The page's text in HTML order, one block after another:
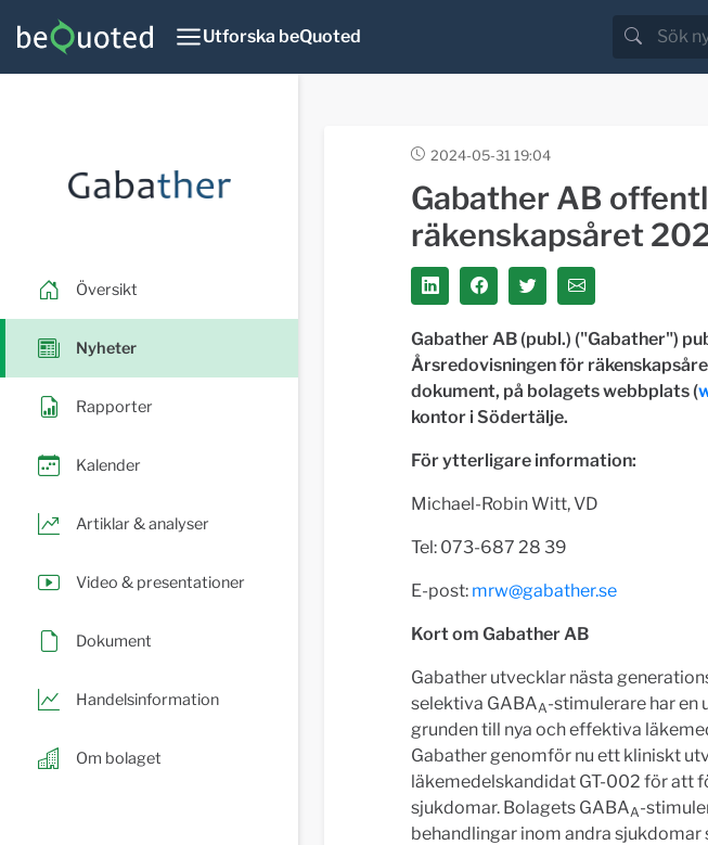
Utforska beQuoted
Översikt
Nyheter
Rapporter
Kalender
Artiklar & analyser
Video & presentationer
Dokument
Handelsinformation
Om bolaget
2024-05-31 19:04
Gabather AB
räkenskapsåret
Gabather AB (publ.) ("Gabather")
Årsredovisningen för
dokument, på bolagets webbplats (
kontor i Södertälje.
För ytterligare information:
Michael-Robin Witt, VD
Tel: 073-687 28 39
E-post: mrw@gabather.se
Kort om Gabather AB
Gabather utvecklar nästa
selektiva GABAA-stimulerare har en
grunden till nya och effektiva
Gabather genomför nu ett kliniskt
läkemedelskandidat GT-002 för att
sjukdomar. Bolagets GABAA-
behandlingar inom andra sjukdomar